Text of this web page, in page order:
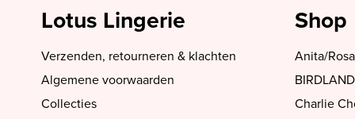
Lotus Lingerie
Verzenden, retourneren & klachten
Algemene voorwaarden
Collecties
Shop
Anita/
Charlie